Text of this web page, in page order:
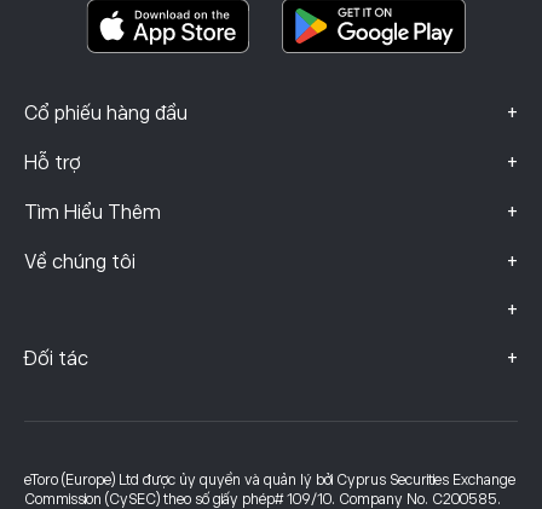
Cổ phiếu hàng đầu +
Hỗ trợ +
Tìm Hiểu Thêm +
Về chúng tôi +
+
Dữ liệu khiếu nại (Khách hàng FCA)
Đối tác +
eToro (Europe) Ltd được ủy quyền và quản lý bởi Cyprus Securities Exchange
Commission (CySEC) theo số giấy phép# 109/10. Company No. C200585.